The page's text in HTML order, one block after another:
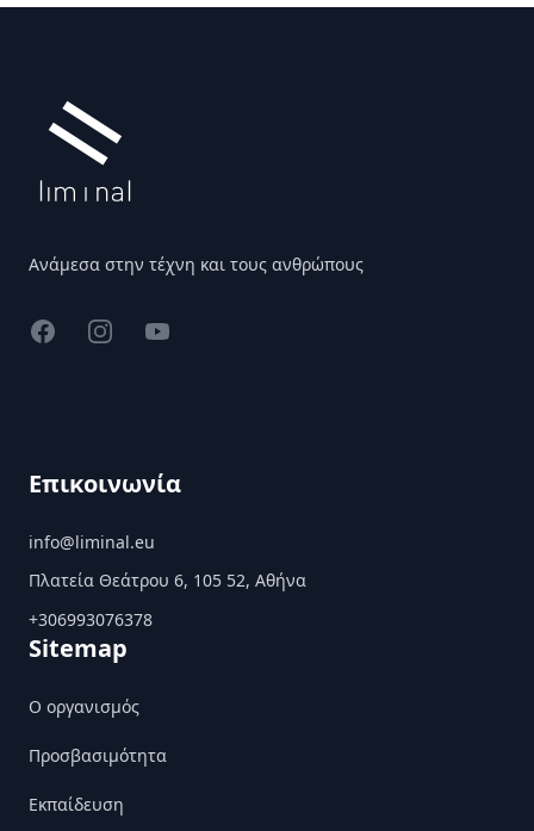
Ανάμεσα στην τέχνη και τους ανθρώπους
FacebookInstagramYouTube
Επικοινωνία
info@liminal.eu
Πλατεία Θεάτρου 6, 105 52, Αθήνα
+306993076378
Sitemap
Ο οργανισμός
Προσβασιμότητα
Εκπαίδευση